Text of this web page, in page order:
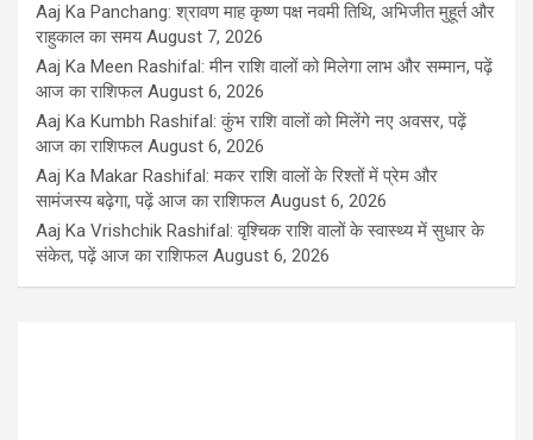
Aaj Ka Panchang: श्रावण माह कृष्ण पक्ष नवमी तिथि, अभिजीत मुहूर्त और
राहुकाल का समय August 7, 2026
Aaj Ka Meen Rashifal: मीन राशि वालों को मिलेगा लाभ और सम्मान, पढ़ें
आज का राशिफल August 6, 2026
Aaj Ka Kumbh Rashifal: कुंभ राशि वालों को मिलेंगे नए अवसर, पढ़ें
आज का राशिफल August 6, 2026
Aaj Ka Makar Rashifal: मकर राशि वालों के रिश्तों में प्रेम और
सामंजस्य बढ़ेगा, पढ़ें आज का राशिफल August 6, 2026
Aaj Ka Vrishchik Rashifal: वृश्चिक राशि वालों के स्वास्थ्य में सुधार के
संकेत, पढ़ें आज का राशिफल August 6, 2026